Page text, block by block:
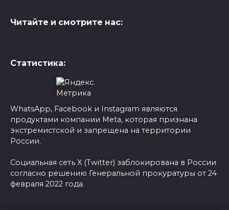
Читайте и смотрите нас:
Статистика:
WhatsApp, Facebook и Instagram являются
продуктами компании Meta, которая признана
экстремистской и запрещена на территории
России.
Социальная сеть X (Twitter) заблокирована в России
согласно решению Генеральной прокуратуры от 24
февраля 2022 года.